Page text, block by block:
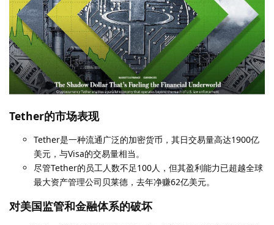
Tether的市场表现
Tether是一种流通广泛的加密货币，其日交易量高达1900亿
美元，与Visa的交易量相当。
尽管Tether的员工人数不足100人，但其盈利能力已超越全球
最大资产管理公司贝莱德，去年净赚62亿美元。
对美国监管和金融体系的破坏